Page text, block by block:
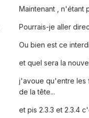
Maintenant , n'étant
Pourrais-je aller
Ou bien est ce
et quel sera la
j'avoue qu'entre les
de la tête...
et pis 2.3.3 et 2.3.4